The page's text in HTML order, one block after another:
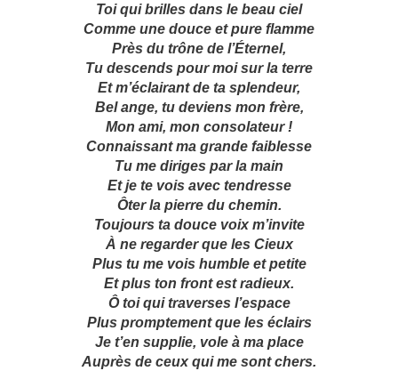
Toi qui brilles dans le beau ciel
Comme une douce et pure flamme
Près du trône de l’Éternel,
Tu descends pour moi sur la terre
Et m’éclairant de ta splendeur,
Bel ange, tu deviens mon frère,
Mon ami, mon consolateur !
Connaissant ma grande faiblesse
Tu me diriges par la main
Et je te vois avec tendresse
Ôter la pierre du chemin.
Toujours ta douce voix m’invite
À ne regarder que les Cieux
Plus tu me vois humble et petite
Et plus ton front est radieux.
Ô toi qui traverses l’espace
Plus promptement que les éclairs
Je t’en supplie, vole à ma place
Auprès de ceux qui me sont chers.